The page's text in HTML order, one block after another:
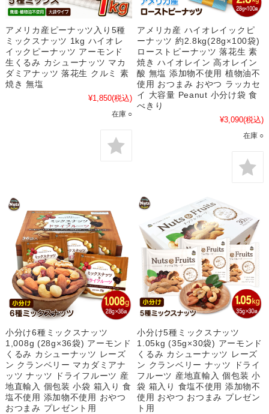
アメリカ産ピーナッツ入り5種
ミックスナッツ 1kg ハイオレ
イックピーナッツ アーモンド
生くるみ カシューナッツ マカ
ダミアナッツ 落花生 クルミ 素
焼き 無塩
¥1,850(税込)
在庫 ○
アメリカ産 ハイオレイックピ
ーナッツ 約2.8kg(28g×100袋)
ローストピーナッツ 落花生 素
焼き ハイオレイン 高オレイン
酸 無塩 添加物不使用 植物油不
使用 おつまみ おやつ ラッカセ
イ 大容量 Peanut 小分け袋 食
べきり
¥3,090(税込)
在庫 ○
小分け6種ミックスナッツ
1,008g (28g×36袋) アーモンド
くるみ カシューナッツ レーズ
ン クランベリー マカダミアナ
ッツ ナッツ ドライフルーツ 産
地直輸入 個包装 小袋 箱入り 食
塩不使用 添加物不使用 おやつ
おつまみ プレゼント用
小分け5種ミックスナッツ
1.05kg (35g×30袋) アーモンド
くるみ カシューナッツ レーズ
ン クランベリー ナッツ ドライ
フルーツ 産地直輸入 個包装 小
袋 箱入り 食塩不使用 添加物不
使用 おやつ おつまみ プレゼン
ト用